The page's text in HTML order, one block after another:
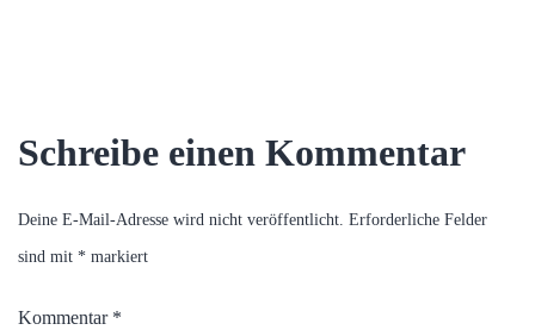
Schreibe einen Kommentar
Deine E-Mail-Adresse wird nicht veröffentlicht. Erforderliche Felder
sind mit * markiert
Kommentar *